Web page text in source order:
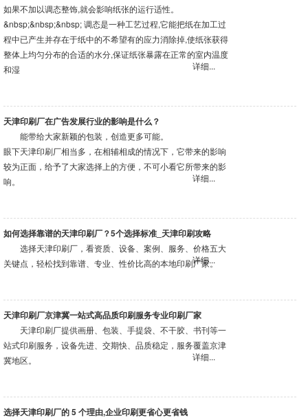
如果不加以调态整饰,就会影响纸张的运行适性。
&nbsp;&nbsp;&nbsp; 调态是一种工艺过程,它能把纸在加工过
程中已产生并存在于纸中的不希望有的应力消除掉,使纸张获得
整体上均匀分布的合适的水分,保证纸张暴露在正常的室内温度
和湿
详细...
天津印刷厂在广告发展行业的影响是什么？
能带给大家新颖的包装，创造更多可能。
眼下天津印刷厂相当多，在相辅相成的情况下，它带来的影响
较为正面，给予了大家选择上的方便，不可小看它所带来的影
响。
详细...
如何选择靠谱的天津印刷厂？5个选择标准_天津印刷攻略
选择天津印刷厂，看资质、设备、案例、服务、价格五大
关键点，轻松找到靠谱、专业、性价比高的本地印刷厂家。
详细...
天津印刷厂京津冀一站式高品质印刷服务专业印刷厂家
天津印刷厂提供画册、包装、手提袋、不干胶、书刊等一
站式印刷服务，设备先进、交期快、品质稳定，服务覆盖京津
冀地区。
详细...
选择天津印刷厂的 5 个理由,企业印刷更省心更省钱